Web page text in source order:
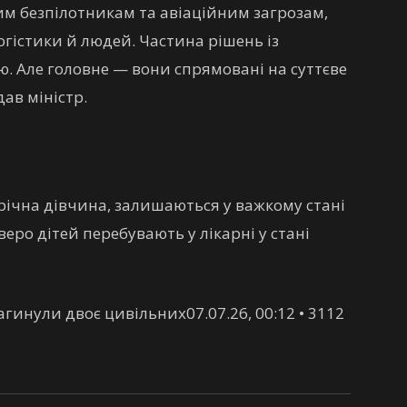
безпілотникам та авіаційним загрозам,
й людей. Частина рішень із
Але головне — вони спрямовані на суттєве
міністр.
дівчина, залишаються у важкому стані
дітей перебувають у лікарні у стані
двоє цивільних07.07.26, 00:12 • 3112